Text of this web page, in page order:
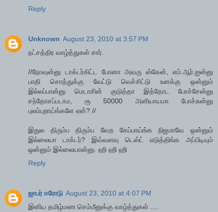
Reply
Unknown August 23, 2010 at 3:57 PM
நட்சத்திர வாழ்த்துகள் சார்.
//நோவுன்னு டாக்டர்கிட்ட போனா அவரு ஸ்கேன், எம்.ஆர்.ஐன்னு
பாதி சொத்துக்கு வேட்டு வெச்சிட்டு உனக்கு ஒன்னும்
இல்லப்பான்னு மெடாசின் குடுத்தா இத்தோட போச்சேன்னு
சந்தோசப்படாம, ரூ 50000 அனியாயமா போச்சுன்னு
புலம்புறாய்ங்களே ஏன்? //
இதுல திரும்ப திரும்ப வேற கேப்பாய்ங்க நிஜமாவே ஒன்னும்
இல்லையா டாக்டர்? இவ்வளவு டெஸ்ட் எடுத்திங்க அப்பிடியும்
ஒன்னும் இல்லையான்னு. ஹி ஹி ஹி
Reply
ஜாபர் ஈரோடு August 23, 2010 at 4:07 PM
இனிய தமிழ்மண செம்மீனுக்கு வாழ்த்துகள் ....